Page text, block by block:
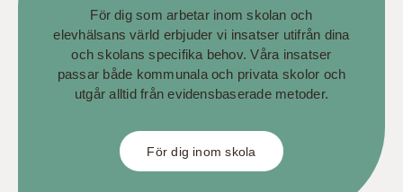
För dig som arbetar inom skolan och
elevhälsans värld erbjuder vi insatser utifrån dina
och skolans specifika behov. Våra insatser
passar både kommunala och privata skolor och
utgår alltid från evidensbaserade metoder.
För dig inom skola